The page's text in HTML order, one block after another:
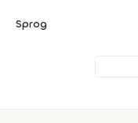
Sprog